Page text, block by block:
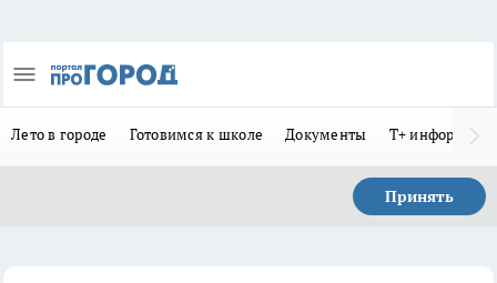
Лето в городе Готовимся к школе Документы Т+
Принять